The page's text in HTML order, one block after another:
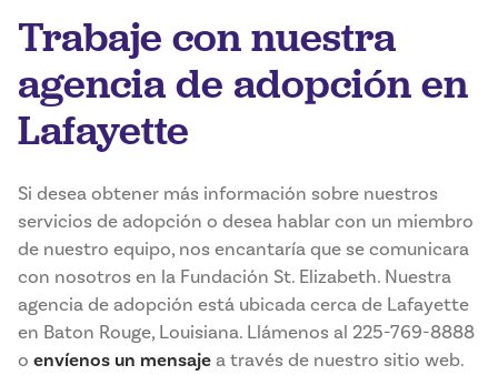
Trabaje con nuestra
agencia de adopción en
Lafayette
Si desea obtener más información sobre nuestros
servicios de adopción o desea hablar con un miembro
de nuestro equipo, nos encantaría que se comunicara
con nosotros en la Fundación St. Elizabeth. Nuestra
agencia de adopción está ubicada cerca de Lafayette
en Baton Rouge, Louisiana. Llámenos al 225-769-8888
o envíenos un mensajea través de nuestro sitio web.